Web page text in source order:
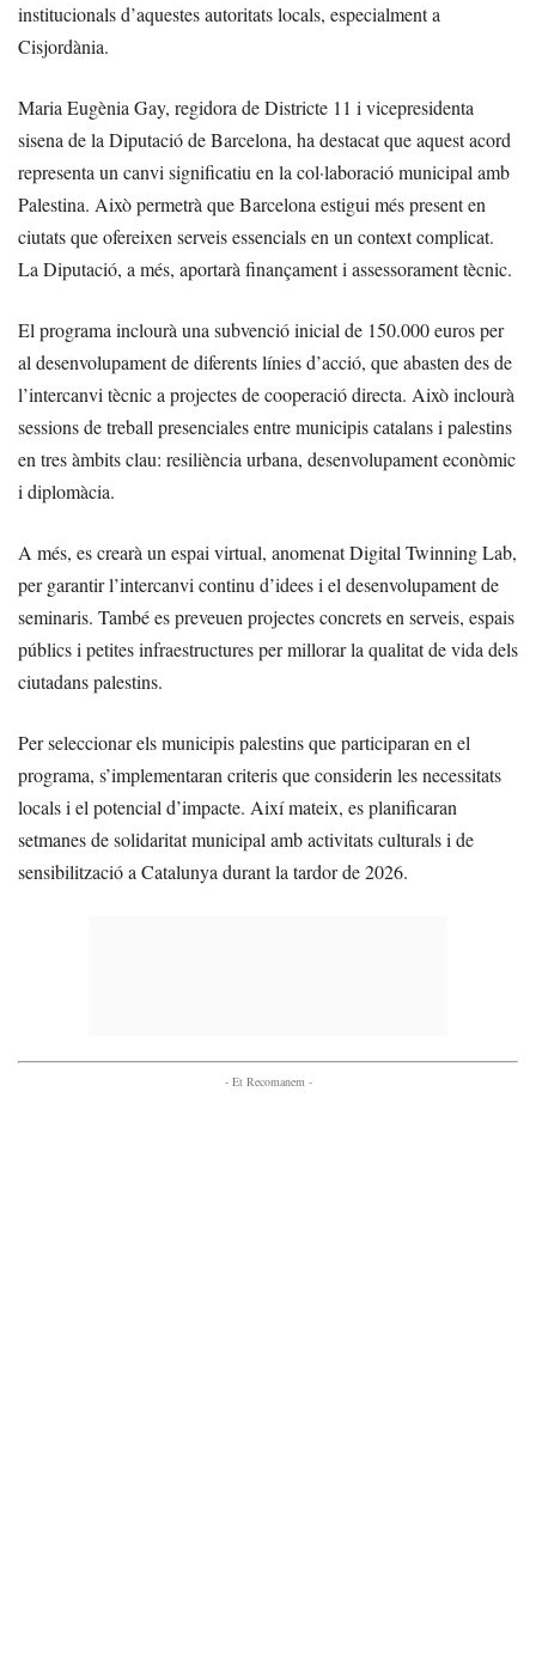
institucionals d’aquestes autoritats locals, especialment a
Cisjordània.
Maria Eugènia Gay, regidora de Districte 11 i vicepresidenta
sisena de la Diputació de Barcelona, ha destacat que aquest acord
representa un canvi significatiu en la col·laboració municipal amb
Palestina. Això permetrà que Barcelona estigui més present en
ciutats que ofereixen serveis essencials en un context complicat.
La Diputació, a més, aportarà finançament i assessorament tècnic.
El programa inclourà una subvenció inicial de 150.000 euros per
al desenvolupament de diferents línies d’acció, que abasten des de
l’intercanvi tècnic a projectes de cooperació directa. Això inclourà
sessions de treball presenciales entre municipis catalans i palestins
en tres àmbits clau: resiliència urbana, desenvolupament econòmic
i diplomàcia.
A més, es crearà un espai virtual, anomenat Digital Twinning Lab,
per garantir l’intercanvi continu d’idees i el desenvolupament de
seminaris. També es preveuen projectes concrets en serveis, espais
públics i petites infraestructures per millorar la qualitat de vida dels
ciutadans palestins.
Per seleccionar els municipis palestins que participaran en el
programa, s’implementaran criteris que considerin les necessitats
locals i el potencial d’impacte. Així mateix, es planificaran
setmanes de solidaritat municipal amb activitats culturals i de
sensibilització a Catalunya durant la tardor de 2026.
- Et Recomanem -